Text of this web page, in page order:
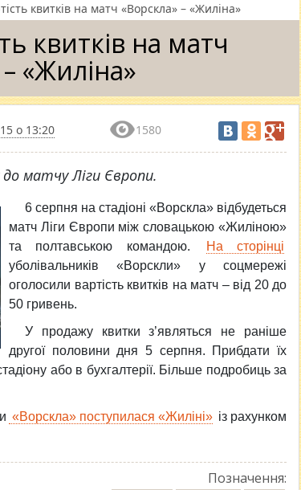
квитків на матч «Ворскла» – «Жиліна»
квитків на матч
«Жиліна»
о 13:20 1580
матчу Ліги Європи.
6 серпня на стадіоні «Ворскла» відбудеться
матч Ліги Європи між словацькою «Жиліною»
та полтавською командою.
На сторінці
уболівальників «Ворскли» у соцмережі
оголосили вартість квитків на матч – від 20 до
50 гривень.
У продажу квитки з’являться не раніше
другої половини дня 5 серпня. Прибдати їх
або в бухгалтерії. Більше подробиць за
«Ворскла» поступилася «Жиліні» із рахунком
Позначення: